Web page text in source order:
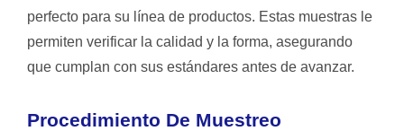
perfecto para su línea de productos. Estas muestras le
permiten verificar la calidad y la forma, asegurando
que cumplan con sus estándares antes de avanzar.
Procedimiento De Muestreo